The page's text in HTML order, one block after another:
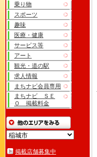
乗り物
スポーツ
趣味
医療・健康
サービス等
アート
観光・道の駅
求人情報
まちナビ会員専用
まちナビ ＳＥ
Ｏ 掲載料金
掲載店舗募集中